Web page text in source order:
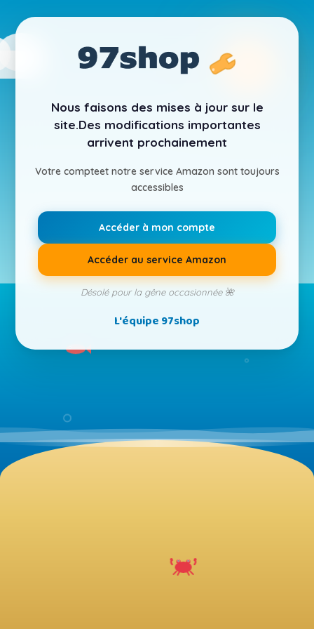
Nous faisons des mises à jour sur le
site.Des modifications importantes
arrivent prochainement
Votre compteet notre service Amazon sont toujours
accessibles
Accéder à mon compte
Accéder au service Amazon
Désolé pour la gêne occasionnée 🌺
L'équipe 97shop